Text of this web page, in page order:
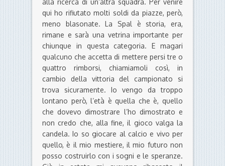
alla ricerca di un’altra squadra. Per venire
qui ho rifiutato molti soldi da piazze, però,
meno blasonate. La Spal è storia, era,
rimane e sarà una vetrina importante per
chiunque in questa categoria. E magari
qualcuno che accetta di mettere persi tre o
quattro rimborsi, chiamiamoli così, in
cambio della vittoria del campionato si
trova sicuramente. Io vengo da troppo
lontano però, l’età è quella che è, quello
che dovevo dimostrare l’ho dimostrato e
non credo che, alla fine, il gioco valga la
candela. Io so giocare al calcio e vivo per
quello, è il mio mestiere, il mio futuro non
posso costruirlo con i sogni e le speranze.